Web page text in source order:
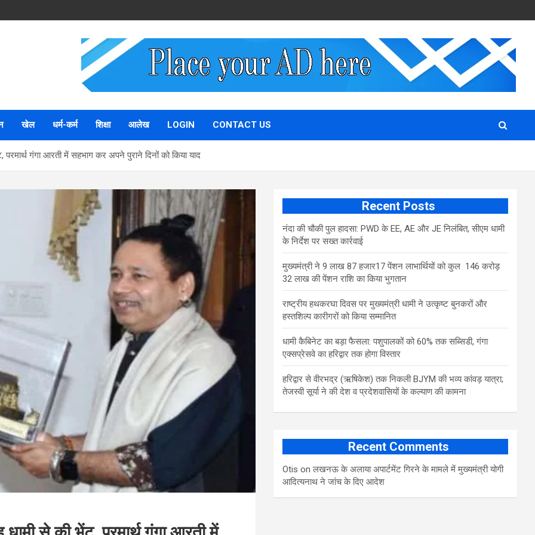
खेल धर्म-कर्म शिक्षा आलेख LOGIN CONTACT US
गंगा आरती में सहभाग कर अपने पुराने दिनों को किया याद
Recent Posts
नंदा की चौकी पुल हादसा: PWD के EE, AE और JE निलंबित, सीएम धामी
के निर्देश पर सख्त कार्रवाई
मुख्यमंत्री ने 9 लाख 87 हजार17 पेंशन लाभार्थियों को कुल 146 करोड़
32 लाख की पेंशन राशि का किया भुगतान
राष्ट्रीय हथकरघा दिवस पर मुख्यमंत्री धामी ने उत्कृष्ट बुनकरों और
हस्तशिल्प कारीगरों को किया सम्मानित
​धामी कैबिनेट का बड़ा फैसला: पशुपालकों को 60% तक सब्सिडी, गंगा
एक्सप्रेसवे का हरिद्वार तक होगा विस्तार
​हरिद्वार से वीरभद्र (ऋषिकेश) तक निकली BJYM की भव्य कांवड़ यात्रा;
तेजस्वी सूर्या ने की देश व प्रदेशवासियों के कल्याण की कामना
Recent Comments
Otis onलखनऊ के अलाया अपार्टमेंट गिरने के मामले में मुख्‍यमंत्री योगी
आद‍ित्‍यनाथ ने जांच के द‍िए आदेश